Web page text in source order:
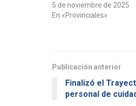
5 de noviembre de 2025
En «Provinciales»
Publicación anterior
Finalizó el
personal de